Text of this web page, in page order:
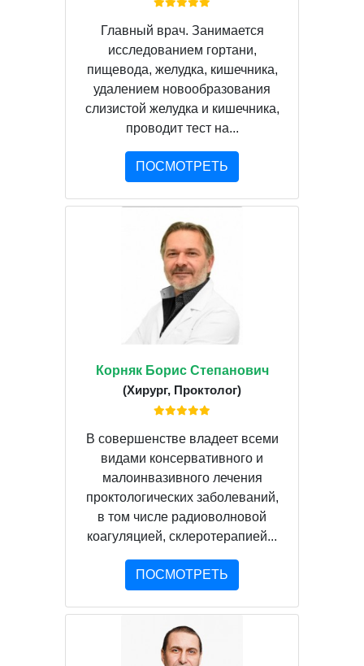
Главный врач. Занимается
исследованием гортани,
пищевода, желудка, кишечника,
удалением новообразования
слизистой желудка и кишечника,
проводит тест на...
ПОСМОТРЕТЬ
Корняк Борис Степанович
(Хирург, Проктолог)
В совершенстве владеет всеми
видами консервативного и
малоинвазивного лечения
проктологических заболеваний,
в том числе радиоволновой
коагуляцией, склеротерапией...
ПОСМОТРЕТЬ